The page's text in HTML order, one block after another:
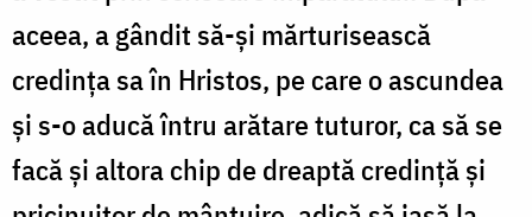
aceea, a gândit să-și mărturisească
credința sa în Hristos, pe care o ascundea
și s-o aducă întru arătare tuturor, ca să se
facă și altora chip de dreaptă credință și